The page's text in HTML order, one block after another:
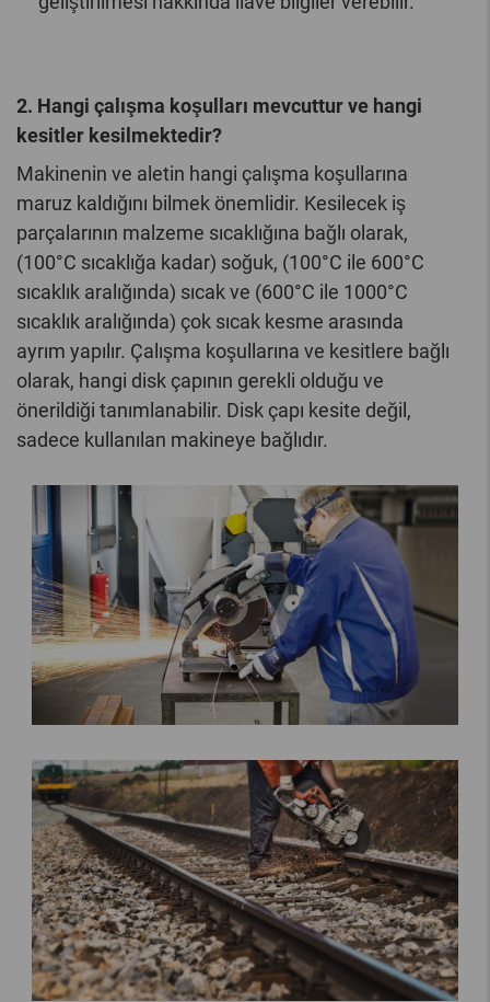
2. Hangi çalışma koşulları mevcuttur ve hangi
kesitler kesilmektedir?
Makinenin ve aletin hangi çalışma koşullarına
maruz kaldığını bilmek önemlidir. Kesilecek iş
parçalarının malzeme sıcaklığına bağlı olarak,
(100°C sıcaklığa kadar) soğuk, (100°C ile 600°C
sıcaklık aralığında) sıcak ve (600°C ile 1000°C
sıcaklık aralığında) çok sıcak kesme arasında
ayrım yapılır. Çalışma koşullarına ve kesitlere bağlı
olarak, hangi disk çapının gerekli olduğu ve
önerildiği tanımlanabilir. Disk çapı kesite değil,
sadece kullanılan makineye bağlıdır.